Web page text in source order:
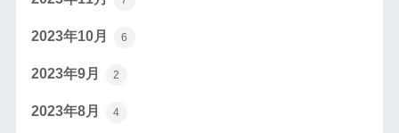
2023年10月 6
2023年9月 2
2023年8月 4